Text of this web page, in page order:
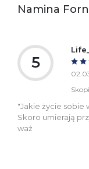
Namina
5
"Jakie życie sobie
Skoro umierają
waż